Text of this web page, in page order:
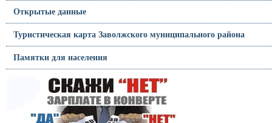
Открытые данные
Туристическая карта Заволжского муниципального района
Памятки для населения